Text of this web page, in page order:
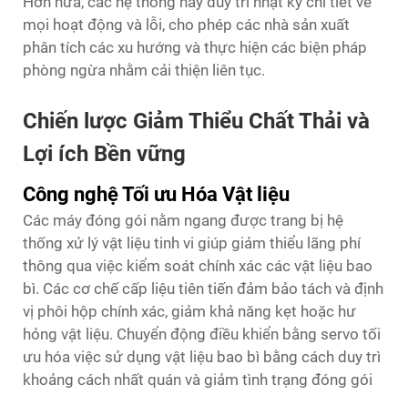
mọi hoạt động và lỗi, cho phép các nhà sản xuất
phân tích các xu hướng và thực hiện các biện pháp
phòng ngừa nhằm cải thiện liên tục.
Chiến lược Giảm Thiểu Chất Thải và
Lợi ích Bền vững
Công nghệ Tối ưu Hóa Vật liệu
Các máy đóng gói nằm ngang được trang bị hệ
thống xử lý vật liệu tinh vi giúp giảm thiểu lãng phí
thông qua việc kiểm soát chính xác các vật liệu bao
bì. Các cơ chế cấp liệu tiên tiến đảm bảo tách và định
vị phôi hộp chính xác, giảm khả năng kẹt hoặc hư
hỏng vật liệu. Chuyển động điều khiển bằng servo tối
ưu hóa việc sử dụng vật liệu bao bì bằng cách duy trì
khoảng cách nhất quán và giảm tình trạng đóng gói